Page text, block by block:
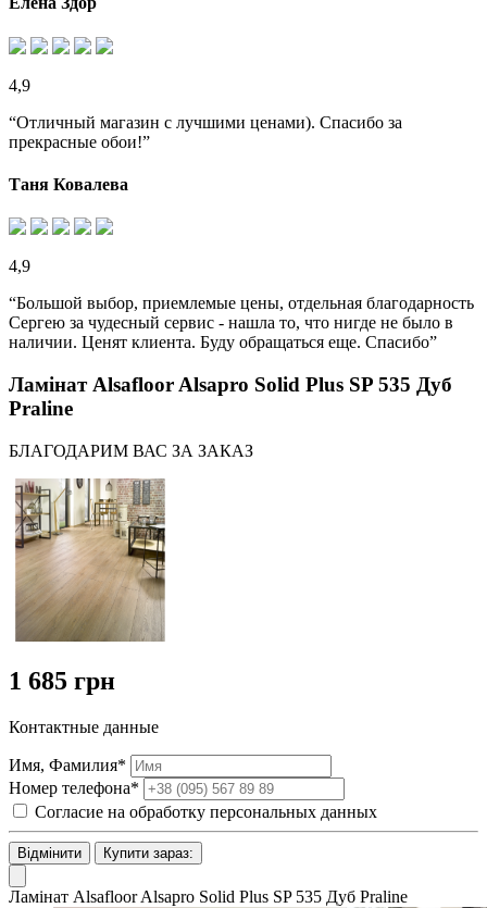
4,9
“Отличный магазин с лучшими ценами). Спасибо за
прекрасные обои!”
Таня Ковалева
4,9
“Большой выбор, приемлемые цены, отдельная благодарность
Сергею за чудесный сервис - нашла то, что нигде не было в
наличии. Ценят клиента. Буду обращаться еще. Спасибо”
Ламінат Alsafloor Alsapro Solid Plus SP 535 Дуб
Praline
БЛАГОДАРИМ ВАС ЗА ЗАКАЗ
1 685 грн
Контактные данные
Имя, Фамилия*
Номер телефона*
Согласие на обработку персональных данных
Відмінити Купити зараз:
Ламінат Alsafloor Alsapro Solid Plus SP 535 Дуб Praline